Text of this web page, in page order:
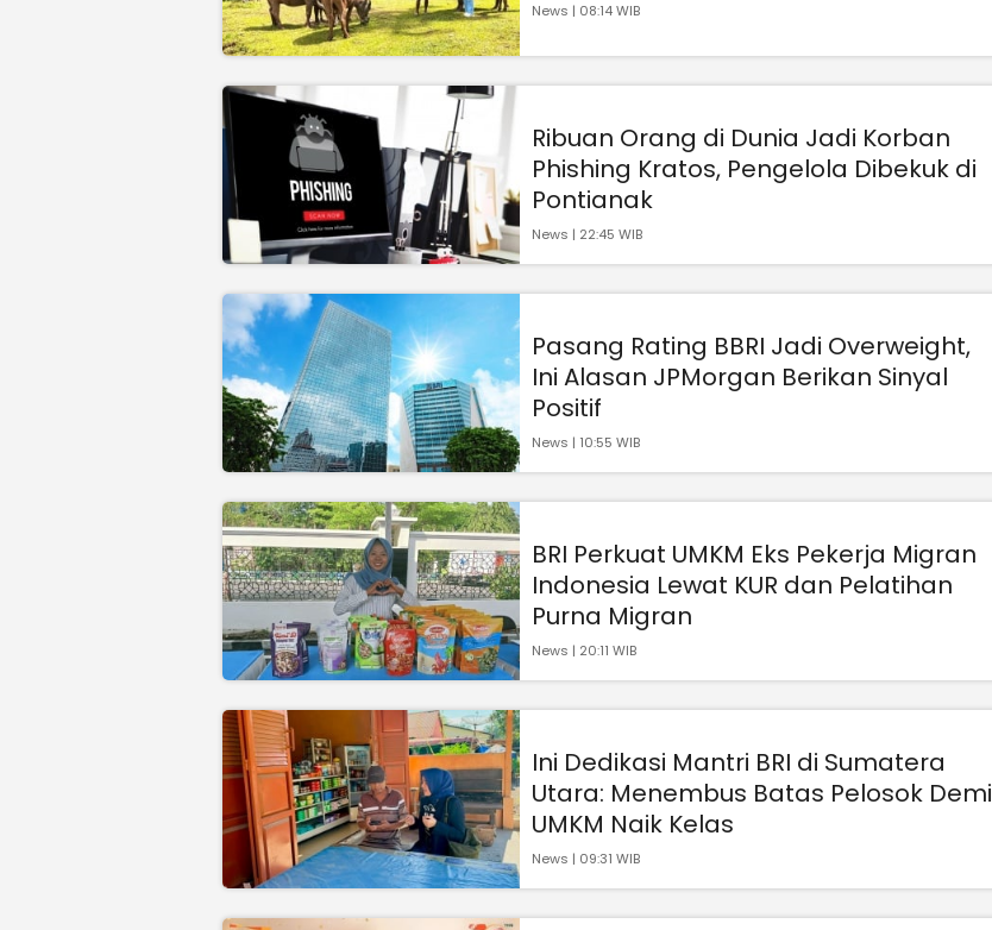
News | 08:14 WIB
Ribuan Orang di Dunia Jadi Korban
Phishing Kratos, Pengelola Dibekuk di
Pontianak
News | 22:45 WIB
Pasang Rating BBRI Jadi Overweight,
Ini Alasan JPMorgan Berikan Sinyal
Positif
News | 10:55 WIB
BRI Perkuat UMKM Eks Pekerja Migran
Indonesia Lewat KUR dan Pelatihan
Purna Migran
News | 20:11 WIB
Ini Dedikasi Mantri BRI di Sumatera
Utara: Menembus Batas Pelosok Demi
UMKM Naik Kelas
News | 09:31 WIB